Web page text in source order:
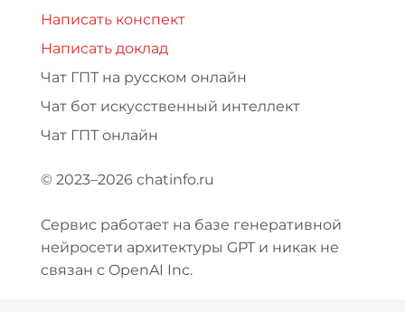
Написать конспект
Написать доклад
Чат ГПТ на русском онлайн
Чат бот искусственный интеллект
Чат ГПТ онлайн
© 2023–2026 chatinfo.ru
Сервис работает на базе генеративной
нейросети архитектуры GPT и никак не
связан с OpenAI Inc.